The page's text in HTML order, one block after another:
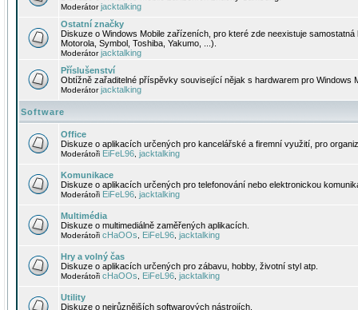
Moderátorjacktalking
Ostatní značky
Diskuze o Windows Mobile zařízeních, pro které zde neexistuje
Motorola, Symbol, Toshiba, Yakumo, ...).
Moderátorjacktalking
Příslušenství
Obtížně zařaditelné příspěvky související nějak s hardwarem pro Windows
Moderátorjacktalking
Software
Office
Diskuze o aplikacích určených pro kancelářské a firemní využití, pro
Moderátoři EiFeL96 jacktalking
Komunikace
Diskuze o aplikacích určených pro telefonování nebo elektronickou
Moderátoři EiFeL96 jacktalking
Multimédia
Diskuze o multimediálně zaměřených aplikacích.
Moderátoři cHaOOs EiFeL96 jacktalking
Hry a volný čas
Diskuze o aplikacích určených pro zábavu, hobby, životní styl atp.
Moderátoři cHaOOs EiFeL96 jacktalking
Utility
Diskuze o nejrůznějších softwarových nástrojích.